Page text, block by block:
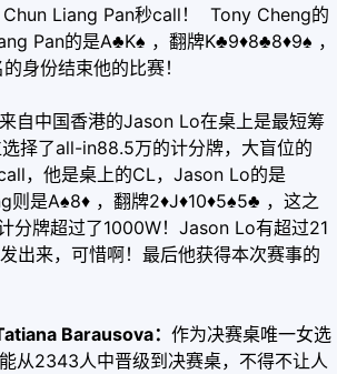
Liang Pan秒call！ Tony Cheng的
Pan的是A♣K♠ ，翻牌K♣9♦8♣8♦9♠ ，
身份结束他的比赛！
来自中国香港的Jason Lo在桌上是最短筹
择了all-in88.5万的计分牌，大盲位的
，他是桌上的CL，Jason Lo的是
则是A♠8♦ ，翻牌2♦J♦10♦5♠5♣ ，这之
分牌超过了1000W！Jason Lo有超过21
出来，可惜啊！最后他获得本次赛事的
Barausova： 作为决赛桌唯一女选
从2343人中晋级到决赛桌，不得不让人